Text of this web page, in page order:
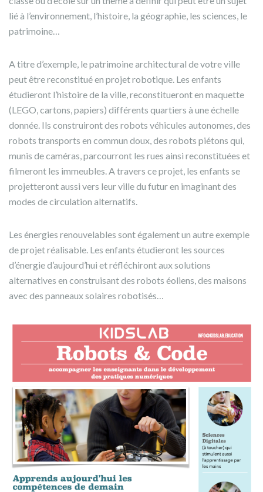
lié à l’environnement, l’histoire, la géographie, les sciences, le
patrimoine…
A titre d’exemple, le patrimoine architectural de votre ville
peut être reconstitué en projet robotique. Les enfants
étudieront l’histoire de la ville, reconstitueront en maquette
(LEGO, cartons, papiers) différents quartiers à une échelle
donnée. Ils construiront des robots véhicules autonomes, des
robots transports en commun doux, des robots piétons qui,
munis de caméras, parcourront les rues ainsi reconstituées et
filmeront les immeubles. A travers ce projet, les enfants se
projetteront aussi vers leur ville du futur en imaginant des
modes de circulation alternatifs.
Les énergies renouvelables sont également un autre exemple
de projet réalisable. Les enfants étudieront les sources
d’énergie d’aujourd’hui et réfléchiront aux solutions
alternatives en construisant des robots éoliens, des maisons
avec des panneaux solaires robotisés…